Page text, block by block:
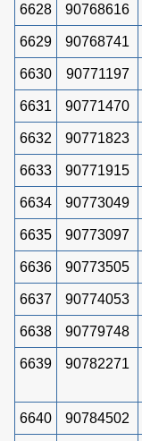
6628 90768616
6629 90768741
6630 90771197
6631 90771470
6632 90771823
6633 90771915
6634 90773049
6635 90773097
6636 90773505
6637 90774053
6638 90779748
6639 90782271
6640 90784502